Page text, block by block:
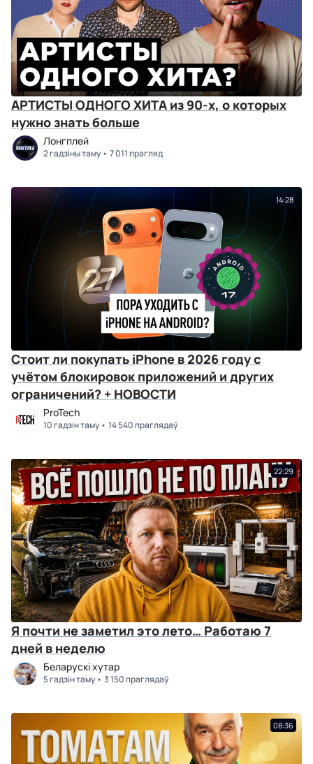
АРТИСТЫ ОДНОГО ХИТА из 90-х, о которых
нужно знать больше
Лонгплей
2 гадзіны таму 7 011 прагляд
14:28
Стоит ли покупать iPhone в 2026 году с
учётом блокировок приложений и других
ограничений? + НОВОСТИ
ProTech
10 гадзін таму 14 540 праглядаў
22:29
Я почти не заметил это лето… Работаю 7
дней в неделю
Беларускі хутар
5 гадзін таму 3 150 праглядаў
08:36